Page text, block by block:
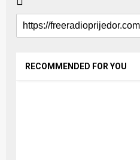
RECOMMENDED FOR YOU